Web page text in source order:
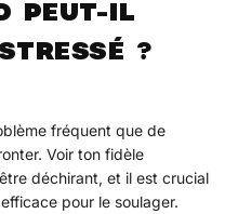
PEUT-IL
?
fréquent que de
Voir ton fidèle
déchirant, et il est crucial
pour le soulager.